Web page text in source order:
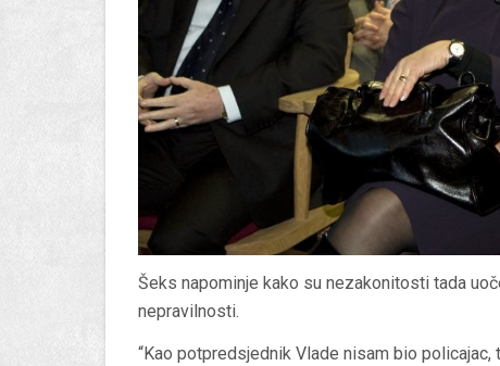
Šeks napominje kako su nezakonitosti tada
nepravilnosti.
“Kao potpredsjednik Vlade nisam bio